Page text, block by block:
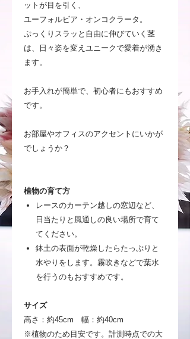
ットが目を引く、
ユーフォルビア・オンコクラータ。
ぷっくりスラッと自由に伸びていく茎
は、日々姿を変えユニークで愛着が湧き
ます。
お手入れが簡単で、初心者にもおすすめ
です。
お部屋やオフィスのアクセントにいかが
でしょうか？
植物の育て方
レースのカーテン越しの窓辺など、
日当たりと風通しの良い場所で育て
てください。
鉢土の表面が乾燥したらたっぷりと
水やりをします。霧吹きなどで葉水
を行うのもおすすめです。
サイズ
高さ：約45cm 幅：約40cm
※植物のため目安です。計測時点での大